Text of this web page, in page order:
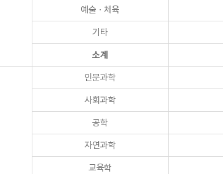
예술ㆍ체육
기타
소계
인문과학
사회과학
공학
자연과학
교육학